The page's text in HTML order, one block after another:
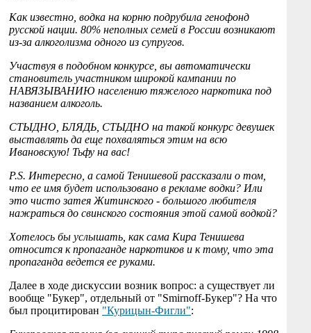
Как известно, водка на корню подрубила генофонд
русской нации. 80% неполных семей в России возникают
из-за алкоголизма одного из супругов.
Участвуя в подобном конкурсе, вы автоматически
становитель участником широкой кампании по
НАВЯЗЫВАНИЮ населению тяжелого наркотика под
названием алкоголь.
СТЫДНО, БЛЯДЬ, СТЫДНО на такой конкурс девушек
выставлять да еще похваляться этим на всю
Ивановскую! Тьфу на вас!
P.S. Интересно, а самой Тенишевой рассказали о том,
что ее имя будет использовано в рекламе водки? Или
это чисто затея Житинского - большого любителя
нажраться до свинского состояния этой самой водкой?
Хотелось бы услышать, как сама Кира Тенишева
относится к пропаганде наркотиков и к тому, что эта
пропаганда ведется ее руками.
Далее в ходе дискуссии возник вопрос: а существует ли
вообще "Букер", отдельный от "Smirnoff-Букер"? На что
был процитирован "Курицын-Фигли":